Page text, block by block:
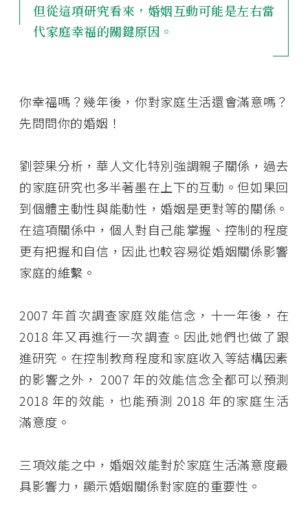
但從這項研究看來，婚姻互動可能是左右當
代家庭幸福的關鍵原因。
你幸福嗎？幾年後，你對家庭生活還會滿意嗎？
先問問你的婚姻！
劉蓉果分析，華人文化特別強調親子關係，過去
的家庭研究也多半著墨在上下的互動。但如果回
到個體主動性與能動性，婚姻是更對等的關係。
在這項關係中，個人對自己能掌握、控制的程度
更有把握和自信，因此也較容易從婚姻關係影響
家庭的維繫。
2007 年首次調查家庭效能信念，十一年後，在
2018 年又再進行一次調查。因此她們也做了跟
進研究。在控制教育程度和家庭收入等結構因素
的影響之外， 2007 年的效能信念全都可以預測
2018 年的效能，也能預測 2018 年的家庭生活
滿意度。
三項效能之中，婚姻效能對於家庭生活滿意度最
具影響力，顯示婚姻關係對家庭的重要性。